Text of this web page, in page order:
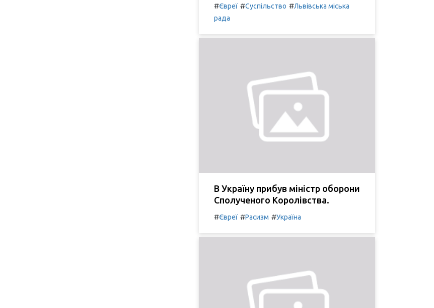
#Євреї #Суспільство #Львівська міська
рада
В Україну прибув міністр оборони
Сполученого Королівства.
#Євреї #Расизм #Україна